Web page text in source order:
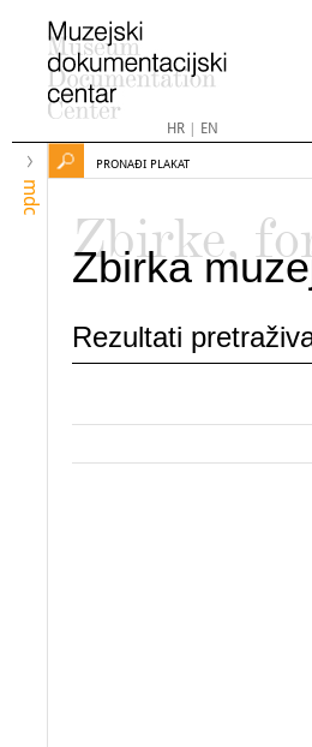
HR| EN
mdc
PRONAĐI PLAKAT
Zbirke,
Zbirka
Rezultati